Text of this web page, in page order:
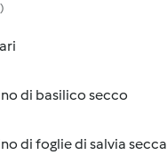
di basilico secco
di foglie di salvia secca